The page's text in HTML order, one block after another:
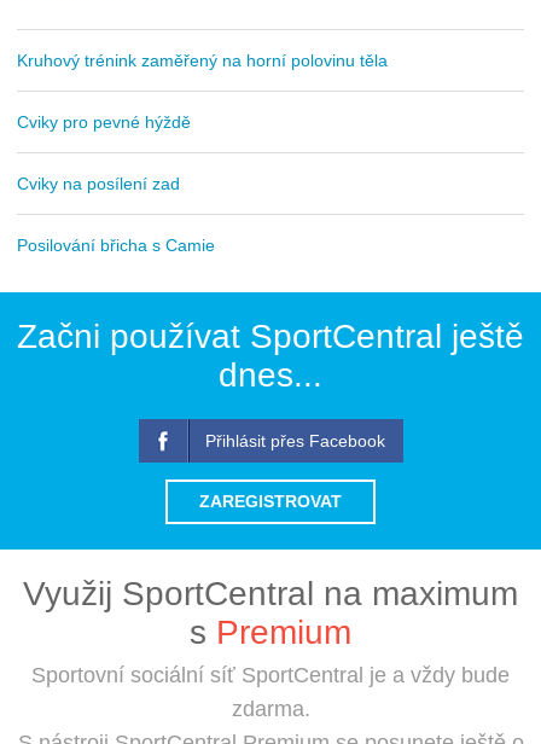
Kruhový trénink zaměřený na horní polovinu těla
Cviky pro pevné hýždě
Cviky na posílení zad
Posilování břicha s Camie
Začni používat SportCentral ještě
dnes...
Přihlásit přes Facebook
ZAREGISTROVAT
Využij SportCentral na maximum
s Premium
Sportovní sociální síť SportCentral je a vždy bude
zdarma.